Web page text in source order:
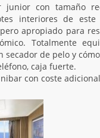
junior con tamaño
interiores de
apropiado para
Totalmente
secador de pelo y
caja fuerte.
con coste